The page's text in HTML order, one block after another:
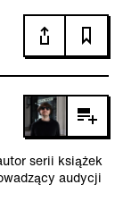
serii książek
audycji